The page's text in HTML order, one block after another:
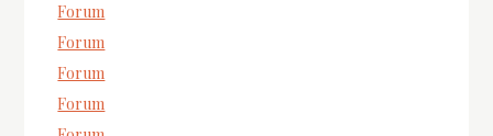
Forum
Forum
Forum
Forum